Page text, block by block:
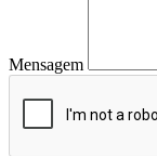
Mensagem